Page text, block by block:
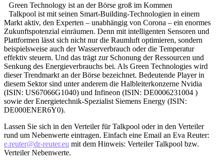
Green Technology ist an der Börse groß im Kommen
Talkpool ist mit seinen Smart-Building-Technologien in einem
Markt aktiv, den Experten – unabhängig von Corona – ein enormes
Zukunftspotenzial einräumen. Denn mit intelligenten Sensoren und
Plattformen lässt sich nicht nur die Raumluft optimieren, sondern
beispielsweise auch der Wasserverbrauch oder die Temperatur
effektiv steuern. Und das trägt zur Schonung der Ressourcen und
Senkung des Energieverbrauchs bei. Als Green Technologies wird
dieser Trendmarkt an der Börse bezeichnet. Bedeutende Player in
diesem Sektor sind unter anderem die Halbleiterkonzerne Nvidia
(ISIN: US67066G1040) und Infineon (ISIN: DE0006231004 )
sowie der Energietechnik-Spezialist Siemens Energy (ISIN:
DE000ENER6Y0).
Lassen Sie sich in den Verteiler für Talkpool oder in den Verteiler
rund um Nebenwerte eintragen. Einfach eine Email an Eva Reuter:
e.reuter@dr-reuter.eu mit dem Hinweis: Verteiler Talkpool bzw.
Verteiler Nebenwerte.